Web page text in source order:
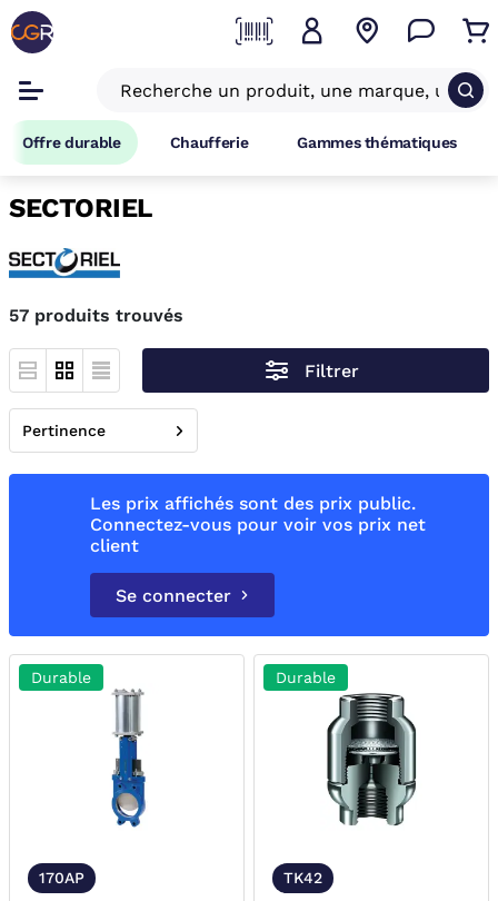
Offre durable Chaufferie Gammes thématiques
SECTORIEL
57 produits trouvés
Filtrer
Pertinence
Les prix affichés sont des prix public.
Connectez-vous pour voir vos prix net
client
Se connecter
Durable
170AP
Durable
TK42